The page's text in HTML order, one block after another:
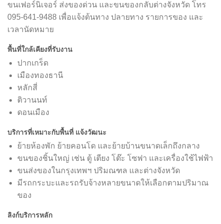
ขนเฟอร์นิเจอร์ ส่งของด่วน และขนของกลับต่างจังหวัด โทร
095-641-9488 เพื่อแจ้งต้นทาง ปลายทาง รายการของ และ
เวลานัดหมาย
พื้นที่ใกล้เคียงที่รับงาน
ปากเกร็ด
เมืองทองธานี
หลักสี่
ติวานนท์
ดอนเมือง
บริการที่เหมาะกับพื้นที่ แจ้งวัฒนะ
ย้ายห้องพัก ย้ายคอนโด และย้ายบ้านขนาดเล็กถึงกลาง
ขนของชิ้นใหญ่ เช่น ตู้ เตียง โต๊ะ โซฟา และเครื่องใช้ไฟฟ้า
ขนส่งของในกรุงเทพฯ ปริมณฑล และต่างจังหวัด
มีรถกระบะและรถรับจ้างหลายขนาดให้เลือกตามปริมาณ
ของ
ลิงก์บริการหลัก